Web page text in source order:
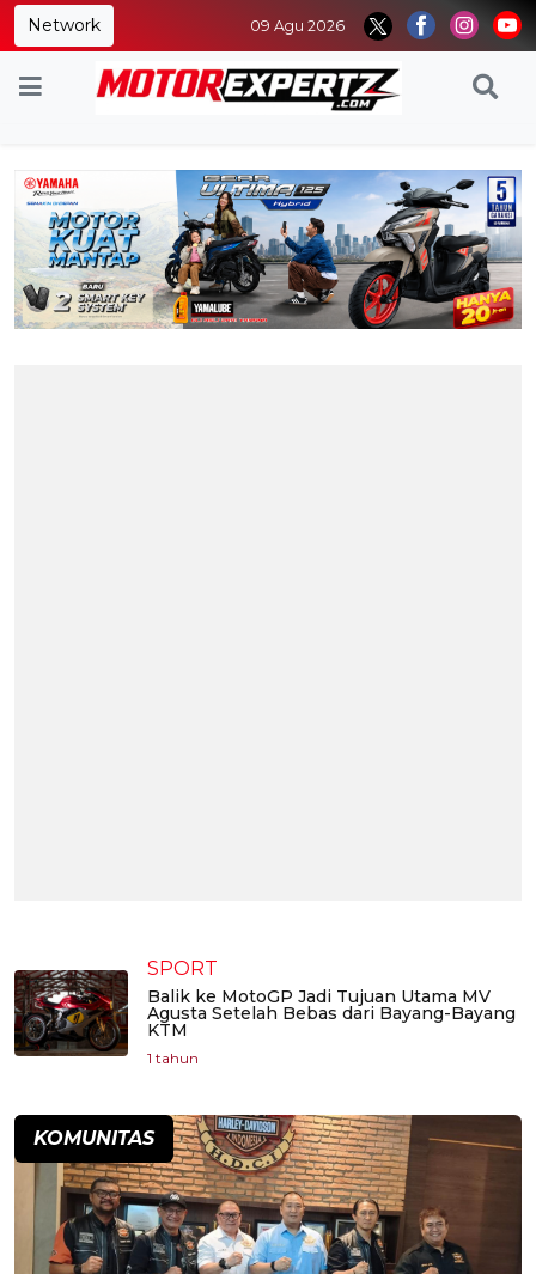
Network 09 Agu 2026
SPORT
Balik ke MotoGP Jadi Tujuan Utama MV
Agusta Setelah Bebas dari Bayang-Bayang
KTM
1 tahun
KOMUNITAS